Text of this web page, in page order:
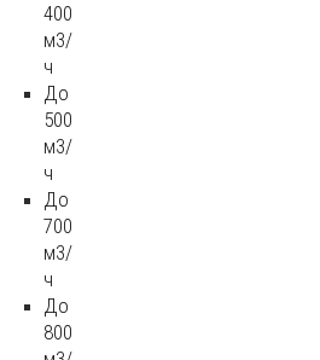
400
м3/
ч
До
500
м3/
ч
До
700
м3/
ч
До
800